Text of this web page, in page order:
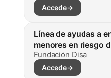
Accede→
Línea de ayudas a
menores en riesgo
Fundación Disa
Accede→